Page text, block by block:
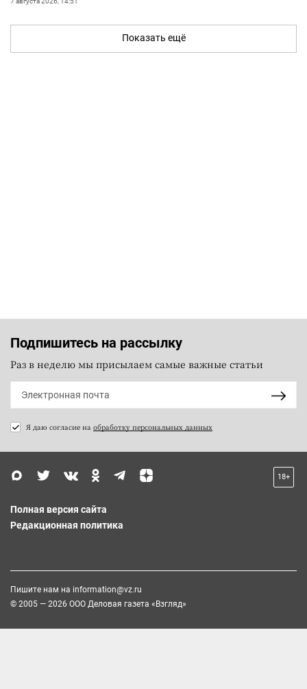
Показать ещё
Подпишитесь на рассылку
Раз в неделю мы присылаем самые важные статьи
Я даю согласие на обработку персональных данных
18+
Полная версия сайта
Редакционная политика
Пишите нам на information@vz.ru
© 2005 — 2026 ООО Деловая газета «Взгляд»